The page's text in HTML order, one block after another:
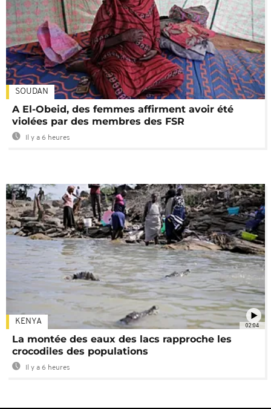
SOUDAN
A El-Obeid, des femmes affirment avoir été
violées par des membres des FSR
Il y a 6 heures
02:04
KENYA
La montée des eaux des lacs rapproche les
crocodiles des populations
Il y a 6 heures